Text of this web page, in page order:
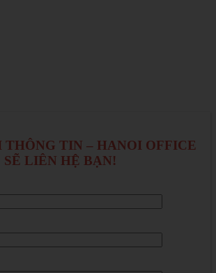
TIN – HANOI OFFICE
SẼ LIÊN HỆ BẠN!